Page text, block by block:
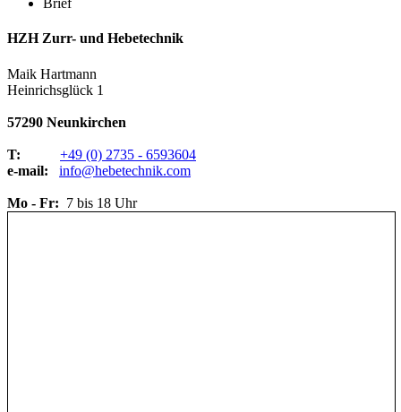
Brief
HZH Zurr- und Hebetechnik
Maik Hartmann
Heinrichsglück 1
57290 Neunkirchen
T: +49 (0) 2735 - 6593604
e-mail: info@hebetechnik.com
Mo - Fr: 7 bis 18 Uhr